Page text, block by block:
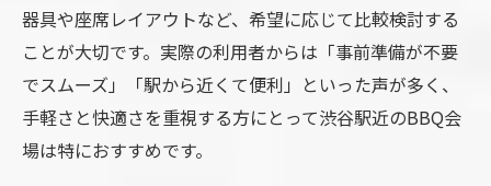
器具や座席レイアウトなど、希望に応じて比較検討する
ことが大切です。実際の利用者からは「事前準備が不要
でスムーズ」「駅から近くて便利」といった声が多く、
手軽さと快適さを重視する方にとって渋谷駅近のBBQ会
場は特におすすめです。